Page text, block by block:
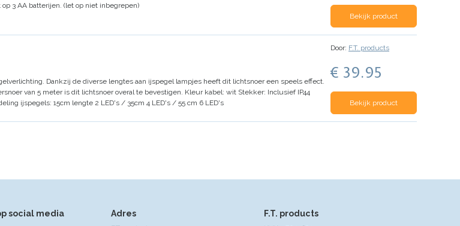
3 AA batterijen. (let op niet inbegrepen)
Bekijk product
Dankzij de diverse lengtes aan ijspegel lampjes heeft dit lichtsnoer een speels effect.
van 5 meter is dit lichtsnoer overal te bevestigen. Kleur kabel: wit Stekker: Inclusief IP44
ijspegels: 15cm lengte 2 LED's / 35cm 4 LED's / 55 cm 6 LED's
Door: F.T. products
€ 39.95
Bekijk product
social media Adres F.T. products